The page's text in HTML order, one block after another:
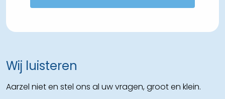
Wij luisteren
Aarzel niet en stel ons al uw vragen, groot en klein.